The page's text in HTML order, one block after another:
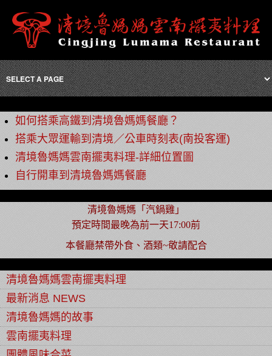
如何搭乘高鐵到清境魯媽媽餐廳？
搭乘大眾運輸到清境／公車時刻表(南投客運)
清境魯媽媽雲南擺夷料理-詳細位置圖
自行開車到清境魯媽媽餐廳
清境魯媽媽「汽鍋雞」
預定時間最晚為前一天17:00前
本餐廳禁帶外食、酒類~敬請配合
清境魯媽媽雲南擺夷料理
最新消息 NEWS
清境魯媽媽的故事
雲南擺夷料理